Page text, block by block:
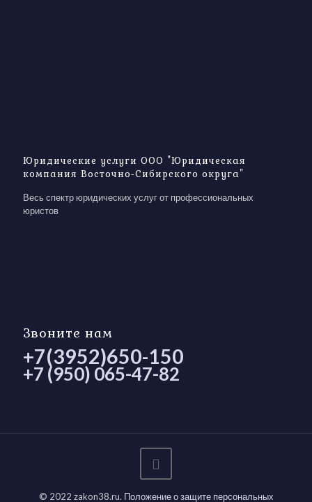
Юридические услуги ООО "Юридическая
компания Восточно-Сибирского округа"
Весь спектр юридических услуг от профессиональных
юристов
Звоните нам
+7(3952)650-150
+7 (950) 065-47-82
© 2022 zakon38.ru. Положение о защите персональных